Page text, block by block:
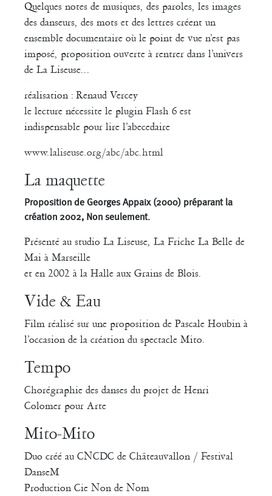
Quelques notes de musiques, des paroles, les images
des danseurs, des mots et des lettres créent un
ensemble documentaire où le point de vue n’est pas
imposé, proposition ouverte à rentrer dans l’univers
de La Liseuse...
réalisation : Renaud Vercey
le lecture nécessite le plugin Flash 6 est
indispensable pour lire l’abecedaire
www.laliseuse.org/abc/abc.html
La maquette
Proposition de Georges Appaix (2000) préparant la
création 2002, Non seulement.
Présenté au studio La Liseuse, La Friche La Belle de
Mai à Marseille
et en 2002 à la Halle aux Grains de Blois.
Vide & Eau
Film réalisé sur une proposition de Pascale Houbin à
l’occasion de la création du spectacle Mito.
Tempo
Chorégraphie des danses du projet de Henri
Colomer pour Arte
Mito-Mito
Duo créé au CNCDC de Châteauvallon / Festival
DanseM
Production Cie Non de Nom